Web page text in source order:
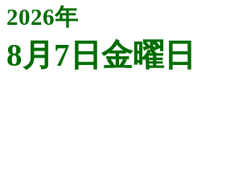
2026年
8月7日金曜日